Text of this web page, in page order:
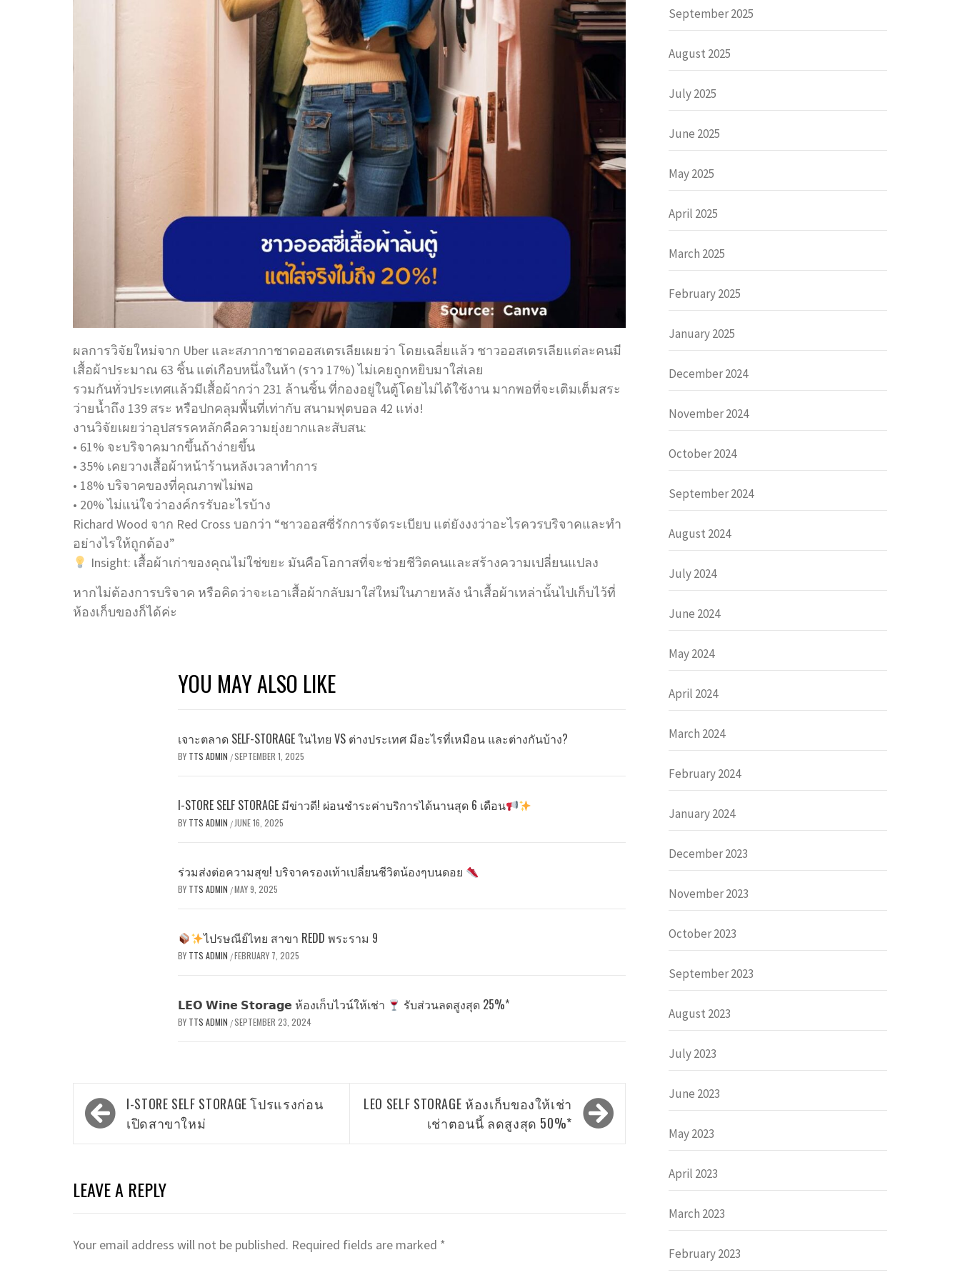
ผลการวิจัยใหม่จาก Uber และสภากาชาดออสเตรเลียเผยว่า โดยเฉลี่ยแล้ว ชาวออสเตรเลียแต่ละคนมี
เสื้อผ้าประมาณ 63 ชิ้น แต่เกือบหนึ่งในห้า (ราว 17%) ไม่เคยถูกหยิบมาใส่เลย
รวมกันทั่วประเทศแล้วมีเสื้อผ้ากว่า 231 ล้านชิ้น ที่กองอยู่ในตู้โดยไม่ได้ใช้งาน มากพอที่จะเติมเต็มสระ
ว่ายน้ำถึง 139 สระ หรือปกคลุมพื้นที่เท่ากับ สนามฟุตบอล 42 แห่ง!
งานวิจัยเผยว่าอุปสรรคหลักคือความยุ่งยากและสับสน:
• 61% จะบริจาคมากขึ้นถ้าง่ายขึ้น
• 35% เคยวางเสื้อผ้าหน้าร้านหลังเวลาทำการ
• 18% บริจาคของที่คุณภาพไม่พอ
• 20% ไม่แน่ใจว่าองค์กรรับอะไรบ้าง
Richard Wood จาก Red Cross บอกว่า “ชาวออสซี่รักการจัดระเบียบ แต่ยังงงว่าอะไรควรบริจาคและทำ
อย่างไรให้ถูกต้อง”
Insight: เสื้อผ้าเก่าของคุณไม่ใช่ขยะ มันคือโอกาสที่จะช่วยชีวิตคนและสร้างความเปลี่ยนแปลง
หากไม่ต้องการบริจาค หรือคิดว่าจะเอาเสื้อผ้ากลับมาใส่ใหม่ในภายหลัง นำเสื้อผ้าเหล่านั้นไปเก็บไว้ที่
ห้องเก็บของก็ได้ค่ะ
YOU MAY ALSO LIKE
เจาะตลาด SELF-STORAGE ในไทย VS ต่างประเทศ มีอะไรที่เหมือน และต่างกันบ้าง?
BY TTS ADMIN /SEPTEMBER 1, 2025
I-STORE SELF STORAGE มีข่าวดี! ผ่อนชำระค่าบริการได้นานสุด 6 เดือน
BY TTS ADMIN / JUNE 16, 2025
ร่วมส่งต่อความสุข! บริจาครองเท้าเปลี่ยนชีวิตน้องๆบนดอย
BY TTS ADMIN /MAY 9, 2025
ไปรษณีย์ไทย สาขา REDD พระราม 9
BY TTS ADMIN /FEBRUARY 7, 2025
𝗟𝗘𝗢 𝗪𝗶𝗻𝗲 𝗦𝘁𝗼𝗿𝗮𝗴𝗲 ห้องเก็บไวน์ให้เช่า รับส่วนลดสูงสุด 25%*
BY TTS ADMIN /SEPTEMBER 23, 2024
Post
navigation
I-STORE SELF STORAGE โปรแรงก่อน
เปิดสาขาใหม่
LEO SELF STORAGE ห้องเก็บของให้เช่า
เช่าตอนนี้ ลดสูงสุด 50%*
LEAVE A REPLY
Your email address will not be published. Required fields are marked *
September 2025
August 2025
July 2025
June 2025
May 2025
April 2025
March 2025
February 2025
January 2025
December 2024
November 2024
October 2024
September 2024
August 2024
July 2024
June 2024
May 2024
April 2024
March 2024
February 2024
January 2024
December 2023
November 2023
October 2023
September 2023
August 2023
July 2023
June 2023
May 2023
April 2023
March 2023
February 2023